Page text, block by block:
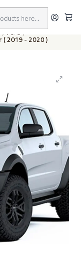
Ford
( 2019 - 2020 )